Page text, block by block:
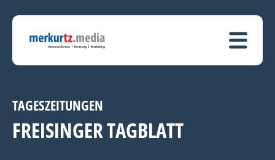
TAGESZEITUNGEN
FREISINGER TAGBLATT